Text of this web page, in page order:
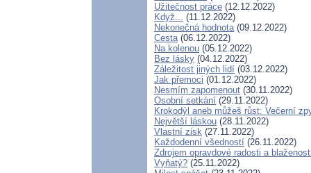
Užitečnost práce (12.12.2022)
Když... (11.12.2022)
Nekonečná hodnota(09.12.2022)
Cesta(06.12.2022)
Na kolenou (05.12.2022)
Bez lásky (04.12.2022)
Záležitost jiných lidí (03.12.2022)
Jak přemoci (01.12.2022)
Nesmím zapomenout (30.11.2022)
Osobní setkání (29.11.2022)
Krokodýl aneb můžeš růst: Večerní
Největší láskou (28.11.2022)
Vlastní zisk (27.11.2022)
Každodenní všedností (26.11.2022)
Zdrojem opravdové radosti a
Vyňatý? (25.11.2022)